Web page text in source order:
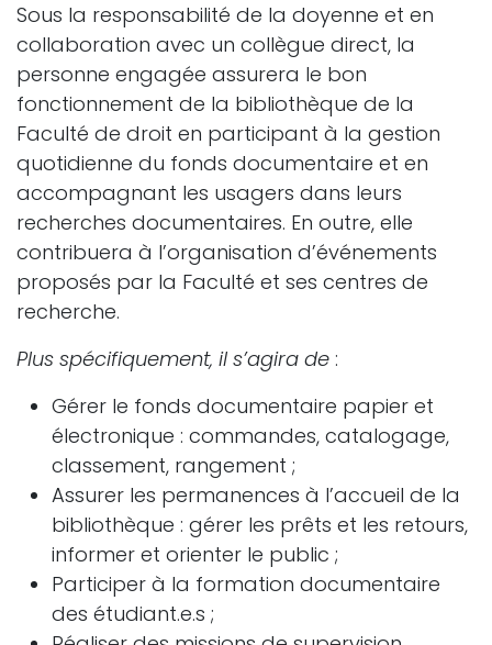
Sous la responsabilité de la doyenne et en
collaboration avec un collègue direct, la
personne engagée assurera le bon
fonctionnement de la bibliothèque de la
Faculté de droit en participant à la gestion
quotidienne du fonds documentaire et en
accompagnant les usagers dans leurs
recherches documentaires. En outre, elle
contribuera à l’organisation d’événements
proposés par la Faculté et ses centres de
recherche.
Plus spécifiquement, il s’agira de :
Gérer le fonds documentaire papier et
électronique : commandes, catalogage,
classement, rangement ;
Assurer les permanences à l’accueil de la
bibliothèque : gérer les prêts et les retours,
informer et orienter le public ;
Participer à la formation documentaire
des étudiant.e.s ;